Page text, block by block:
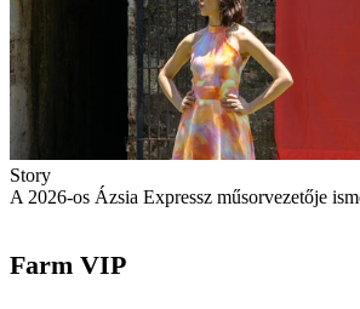
Story
A 2026-os Ázsia Expressz műsorvezetője
Farm VIP